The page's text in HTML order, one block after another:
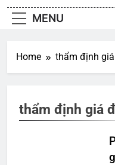
MENU
Home thẩm định
thẩm định giá